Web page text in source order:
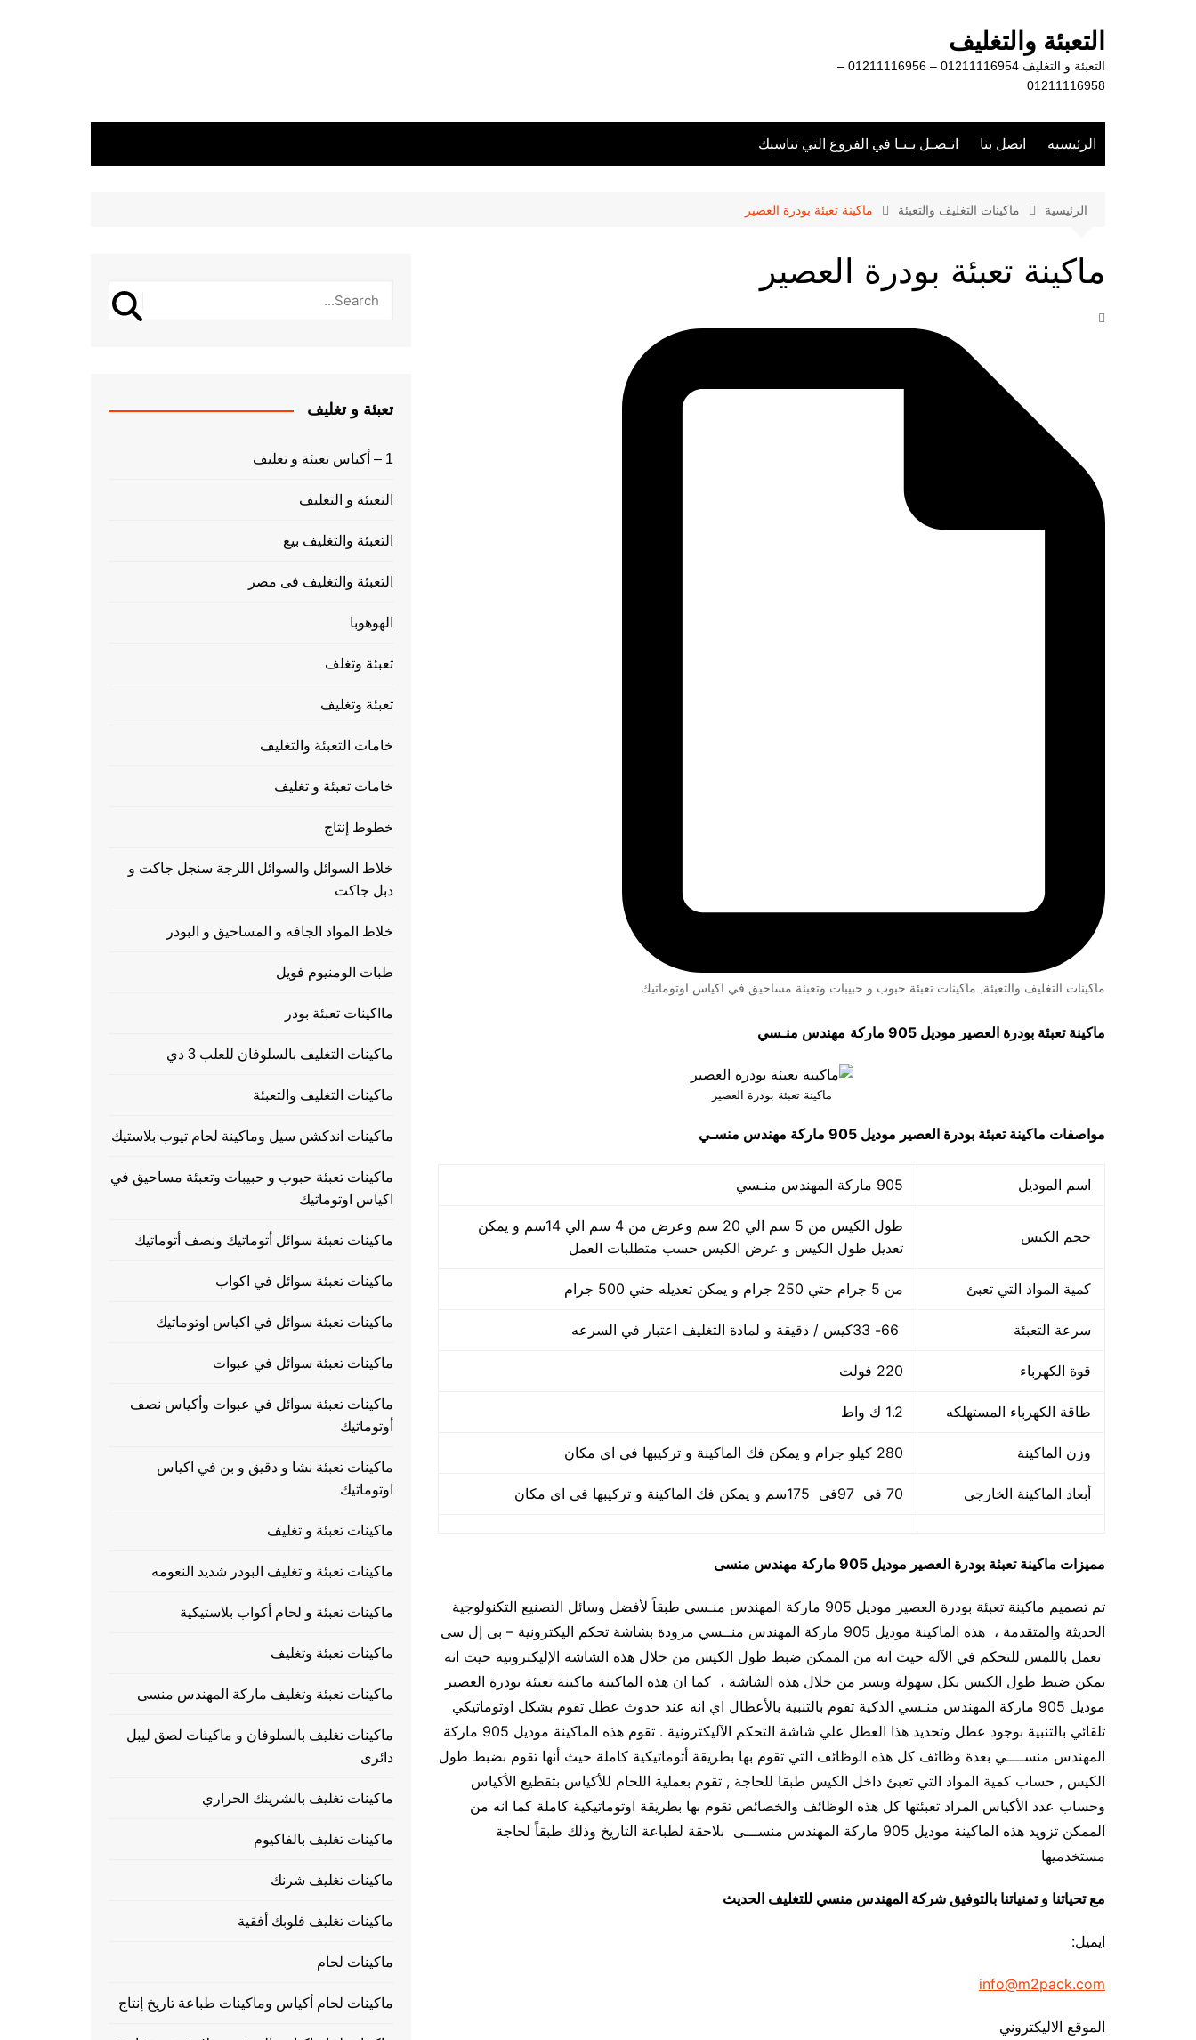
التعبئة والتغليف
التعبئة و التغليف 01211116954 – 01211116956 –
01211116958
الرئيسيه اتصل بنا اتـصـل بـنـا في الفروع التي تناسبك
الرئيسية ماكينات التغليف والتعبئة ماكينة تعبئة بودرة العصير
ماكينة تعبئة بودرة العصير
ماكينات التغليف والتعبئة ماكينات تعبئة حبوب و حبيبات وتعبئة مساحيق في اكياس اوتوماتيك
ماكينة تعبئة بودرة العصير موديل 905 ماركة مهندس منـسي
ماكينة تعبئة بودرة العصير
مواصفات ماكينة تعبئة بودرة العصير موديل 905 ماركة مهندس منسـي
اسم الموديل 905 ماركة المهندس منـسي
حجم الكيس
طول الكيس من 5 سم الي 20 سم وعرض من 4 سم الي 14سم و يمكن
تعديل طول الكيس و عرض الكيس حسب متطلبات العمل
كمية المواد التي تعبئ من 5 جرام حتي 250 جرام و يمكن تعديله حتي 500 جرام
سرعة التعبئة
قوة الكهرباء 220 فولت
طاقة الكهرباء المستهلكه 1.2 ك واط
وزن الماكينة 280 كيلو جرام و يمكن فك الماكينة و تركيبها في اي مكان
أبعاد الماكينة الخارجي 70 فى 97فى 175سم و يمكن فك الماكينة و تركيبها في اي مكان
مميزات ماكينة تعبئة بودرة العصير موديل 905 ماركة مهندس منسى
تم تصميم ماكينة تعبئة بودرة العصير موديل 905 ماركة المهندس منـسي طبقاً لأفضل وسائل التصنيع التكنولوجية
الحديثة والمتقدمة ، هذه الماكينة موديل 905 ماركة المهندس منــسي مزودة بشاشة تحكم اليكترونية – بى إل سى
تعمل باللمس للتحكم في الآلة حيث انه من الممكن ضبط طول الكيس من خلال هذه الشاشة الإليكترونية حيث انه
يمكن ضبط طول الكيس بكل سهولة ويسر من خلال هذه الشاشة ، كما ان هذه الماكينة ماكينة تعبئة بودرة العصير
موديل 905 ماركة المهندس منـسي الذكية تقوم بالتنبية بالأعطال اي انه عند حدوث عطل تقوم بشكل اوتوماتيكي
تلقائي بالتنبية بوجود عطل وتحديد هذا العطل علي شاشة التحكم الآليكترونية . تقوم هذه الماكينة موديل 905 ماركة
المهندس منســــي بعدة وظائف كل هذه الوظائف التي تقوم بها بطريقة أتوماتيكية كاملة حيث أنها تقوم بضبط طول
الكيس , حساب كمية المواد التي تعبئ داخل الكيس طبقا للحاجة , تقوم بعملية اللحام للأكياس بتقطيع الأكياس
وحساب عدد الأكياس المراد تعبئتها كل هذه الوظائف والخصائص تقوم بها بطريقة اوتوماتيكية كاملة كما انه من
الممكن تزويد هذه الماكينة موديل 905 ماركة المهندس منســـى بلاحقة لطباعة التاريخ وذلك طبقاً لحاجة
مستخدميها
مع تحياتنا و تمنياتنا بالتوفيق شركة المهندس منسي للتغليف الحديث
ايميل:
info@m2pack.com
الموقع الاليكتروني
تعبئة و تغليف
1 – أكياس تعبئة و تغليف
التعبئة و التغليف
التعبئة والتغليف بيع
التعبئة والتغليف فى مصر
الهوهوبا
تعبئة وتغلف
تعبئة وتغليف
خامات التعبئة والتغليف
خامات تعبئة و تغليف
خطوط إنتاج
خلاط السوائل والسوائل اللزجة سنجل جاكت و
دبل جاكت
خلاط المواد الجافه و المساحيق و البودر
طبات الومنيوم فويل
مااكينات تعبئة بودر
ماكينات التغليف بالسلوفان للعلب 3 دي
ماكينات التغليف والتعبئة
ماكينات اندكشن سيل وماكينة لحام تيوب بلاستيك
ماكينات تعبئة حبوب و حبيبات وتعبئة مساحيق في
اكياس اوتوماتيك
ماكينات تعبئة سوائل أتوماتيك ونصف أتوماتيك
ماكينات تعبئة سوائل في اكواب
ماكينات تعبئة سوائل في اكياس اوتوماتيك
ماكينات تعبئة سوائل في عبوات
ماكينات تعبئة سوائل في عبوات وأكياس نصف
أوتوماتيك
ماكينات تعبئة نشا و دقيق و بن في اكياس
اوتوماتيك
ماكينات تعبئة و تغليف
ماكينات تعبئة و تغليف البودر شديد النعومه
ماكينات تعبئة و لحام أكواب بلاستيكية
ماكينات تعبئة وتغليف
ماكينات تعبئة وتغليف ماركة المهندس منسى
ماكينات تغليف بالسلوفان و ماكينات لصق ليبل
دائرى
ماكينات تغليف بالشرينك الحراري
ماكينات تغليف بالفاكيوم
ماكينات تغليف شرنك
ماكينات تغليف فلوبك أفقية
ماكينات لحام
ماكينات لحام أكياس وماكينات طباعة تاريخ إنتاج